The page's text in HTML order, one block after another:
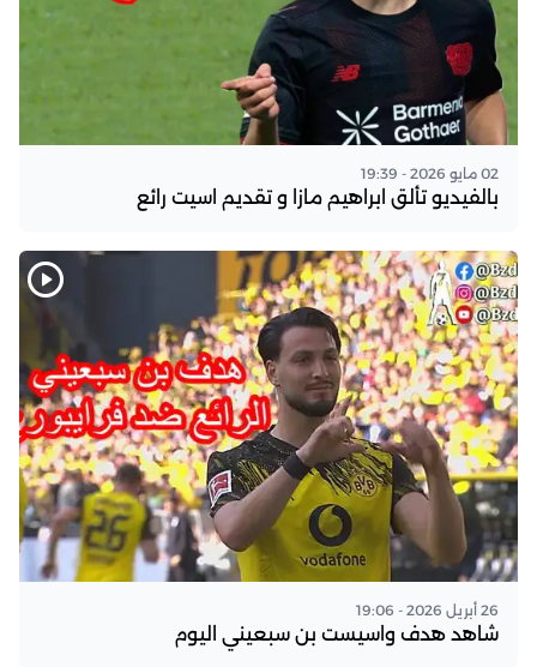
02 مايو 2026 - 19:39
بالفيديو تألق ابراهيم مازا و تقديم اسيت رائع
26 أبريل 2026 - 19:06
شاهد هدف واسيست بن سبعيني اليوم